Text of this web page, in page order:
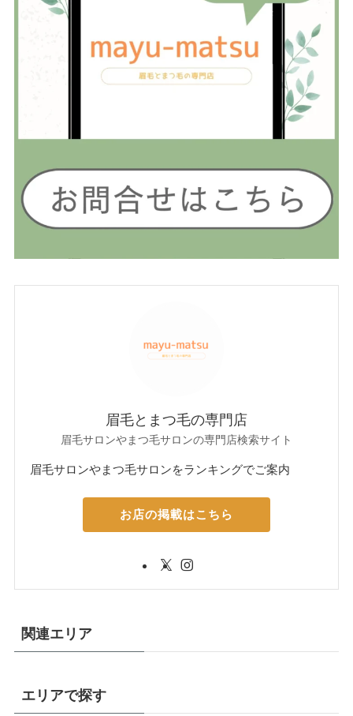
眉毛とまつ毛の専門店
眉毛サロンやまつ毛サロンの専門店検索サイト
眉毛サロンやまつ毛サロンをランキングでご案内
お店の掲載はこちら
関連エリア
エリアで探す